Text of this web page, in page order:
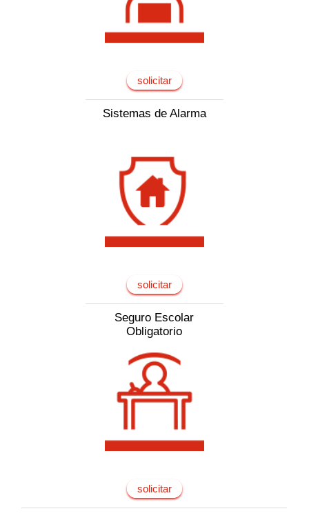
solicitar
Sistemas de Alarma
solicitar
Seguro Escolar
Obligatorio
solicitar